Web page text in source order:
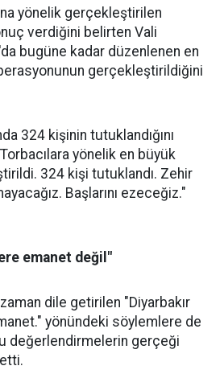
yönelik gerçekleştirilen
verdiğini belirten Vali
bugüne kadar düzenlenen en
gerçekleştirildiğini
324 kişinin tutuklandığını
yönelik en büyük
324 kişi tutuklandı. Zehir
Başlarını ezeceğiz."
emanet değil"
dile getirilen "Diyarbakır
yönündeki söylemlere de
değerlendirmelerin gerçeği